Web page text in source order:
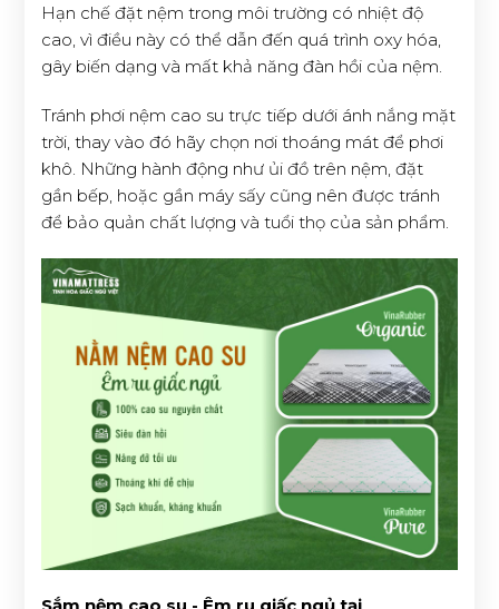
Hạn chế đặt nệm trong môi trường có nhiệt độ
cao, vì điều này có thể dẫn đến quá trình oxy hóa,
gây biến dạng và mất khả năng đàn hồi của nệm.
Tránh phơi nệm cao su trực tiếp dưới ánh nắng mặt
trời, thay vào đó hãy chọn nơi thoáng mát để phơi
khô. Những hành động như ủi đồ trên nệm, đặt
gần bếp, hoặc gần máy sấy cũng nên được tránh
để bảo quản chất lượng và tuổi thọ của sản phẩm.